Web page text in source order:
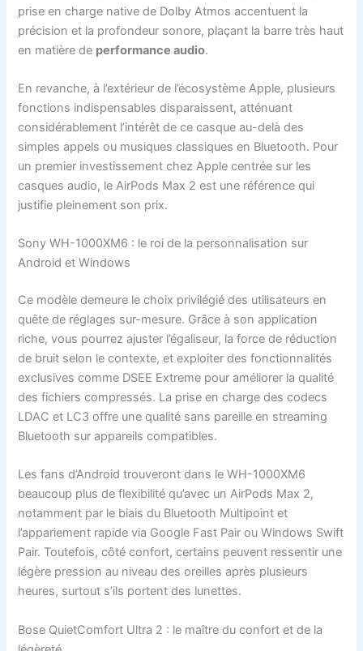
prise en charge native de Dolby Atmos accentuent la
précision et la profondeur sonore, plaçant la barre très haut
en matière de performance audio.
En revanche, à l’extérieur de l’écosystème Apple, plusieurs
fonctions indispensables disparaissent, atténuant
considérablement l’intérêt de ce casque au-delà des
simples appels ou musiques classiques en Bluetooth. Pour
un premier investissement chez Apple centrée sur les
casques audio, le AirPods Max 2 est une référence qui
justifie pleinement son prix.
Sony WH-1000XM6 : le roi de la personnalisation sur
Android et Windows
Ce modèle demeure le choix privilégié des utilisateurs en
quête de réglages sur-mesure. Grâce à son application
riche, vous pourrez ajuster l’égaliseur, la force de réduction
de bruit selon le contexte, et exploiter des fonctionnalités
exclusives comme DSEE Extreme pour améliorer la qualité
des fichiers compressés. La prise en charge des codecs
LDAC et LC3 offre une qualité sans pareille en streaming
Bluetooth sur appareils compatibles.
Les fans d’Android trouveront dans le WH-1000XM6
beaucoup plus de flexibilité qu’avec un AirPods Max 2,
notamment par le biais du Bluetooth Multipoint et
l’appariement rapide via Google Fast Pair ou Windows Swift
Pair. Toutefois, côté confort, certains peuvent ressentir une
légère pression au niveau des oreilles après plusieurs
heures, surtout s’ils portent des lunettes.
Bose QuietComfort Ultra 2 : le maître du confort et de la